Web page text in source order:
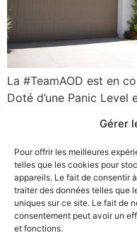
Gérer
Pour offrir les meilleures
telles que les cookies pour
appareils. Le fait de consentir
traiter des données telles que
uniques sur ce site. Le fait de
consentement peut avoir un
et fonctions.
La #TeamAOD est en
Doté d’une Panic
sécurisé permet à ses
cas de tentative
anti-intrusion
volets, un scénario […]